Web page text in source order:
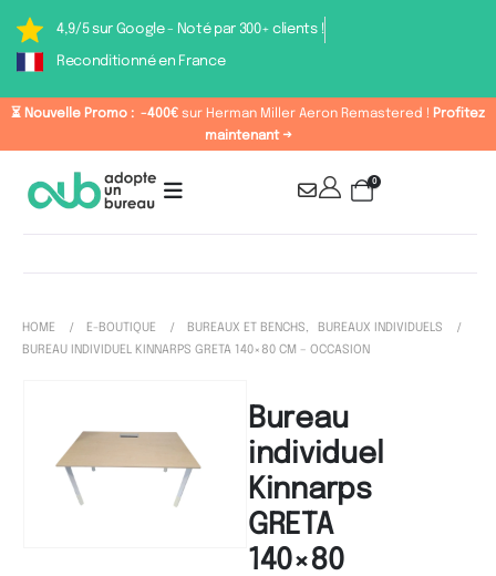
4,9/5 sur Google - Noté par 300+ clients !
Reconditionné en France
⏳ Nouvelle Promo : -400€ sur Herman Miller Aeron Remastered ! Profitez
maintenant →
0
HOME E-BOUTIQUE BUREAUX ET BENCHS,
BUREAUX INDIVIDUELS
BUREAU INDIVIDUEL KINNARPS GRETA 140×80 CM – OCCASION
Bureau
individuel
Kinnarps
GRETA
140×80